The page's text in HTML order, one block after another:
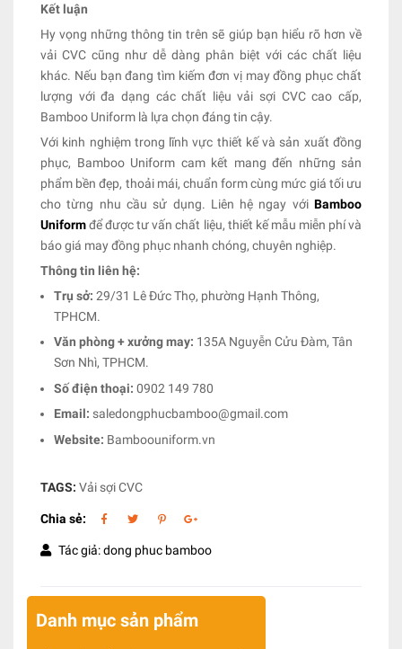
Kết luận
Hy vọng những thông tin trên sẽ giúp bạn hiểu rõ hơn về
vải CVC cũng như dễ dàng phân biệt với các chất liệu
khác. Nếu bạn đang tìm kiếm đơn vị may đồng phục chất
lượng với đa dạng các chất liệu vải sợi CVC cao cấp,
Bamboo Uniform là lựa chọn đáng tin cậy.
Với kinh nghiệm trong lĩnh vực thiết kế và sản xuất đồng
phục, Bamboo Uniform cam kết mang đến những sản
phẩm bền đẹp, thoải mái, chuẩn form cùng mức giá tối ưu
cho từng nhu cầu sử dụng. Liên hệ ngay với Bamboo
Uniformđể được tư vấn chất liệu, thiết kế mẫu miễn phí và
báo giá may đồng phục nhanh chóng, chuyên nghiệp.
Thông tin liên hệ:
Trụ sở: 29/31 Lê Đức Thọ, phường Hạnh Thông,
TPHCM.
Văn phòng + xưởng may: 135A Nguyễn Cửu Đàm, Tân
Sơn Nhì, TPHCM.
Số điện thoại: 0902 149 780
Email: saledongphucbamboo@gmail.com
Website: Bamboouniform.vn
TAGS: Vải sợi CVC
Chia sẻ:
Tác giả: dong phuc bamboo
Danh mục sản phẩm